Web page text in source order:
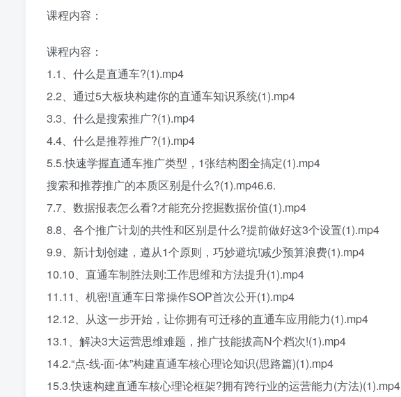
课程内容：
课程内容：
1.1、什么是直通车?(1).mp4
2.2、通过5大板块构建你的直通车知识系统(1).mp4
3.3、什么是搜索推广?(1).mp4
4.4、什么是推荐推广?(1).mp4
5.5.快速学握直通车推广类型，1张结构图全搞定(1).mp4
搜索和推荐推广的本质区别是什么?(1).mp46.6.
7.7、数据报表怎么看?才能充分挖掘数据价值(1).mp4
8.8、各个推广计划的共性和区别是什么?提前做好这3个设置(1).mp4
9.9、新计划创建，遵从1个原则，巧妙避坑!减少预算浪费(1).mp4
10.10、直通车制胜法则:工作思维和方法提升(1).mp4
11.11、机密!直通车日常操作SOP首次公开(1).mp4
12.12、从这一步开始，让你拥有可迁移的直通车应用能力(1).mp4
13.1、解决3大运营思维难题，推广技能拔高N个档次!(1).mp4
14.2.“点-线-面-体”构建直通车核心理论知识(思路篇)(1).mp4
15.3.快速构建直通车核心理论框架?拥有跨行业的运营能力(方法)(1).mp4